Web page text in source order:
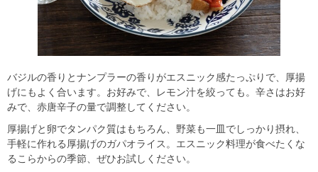
バジルの香りとナンプラーの香りがエスニック感たっぷりで、厚揚
げにもよく合います。お好みで、レモン汁を絞っても。辛さはお好
みで、赤唐辛子の量で調整してください。
厚揚げと卵でタンパク質はもちろん、野菜も一皿でしっかり摂れ、
手軽に作れる厚揚げのガパオライス。エスニック料理が食べたくな
るこらからの季節、ぜひお試しください。